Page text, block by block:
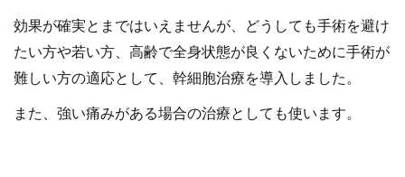
効果が確実とまではいえませんが、どうしても手術を避け
たい方や若い方、高齢で全身状態が良くないために手術が
難しい方の適応として、幹細胞治療を導入しました。
また、強い痛みがある場合の治療としても使います。